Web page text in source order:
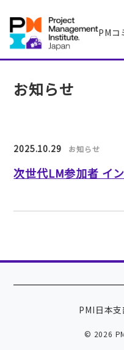
PMコ
お知らせ
2025.10.29 お知らせ
次世代LM参加者 イ
PMI日本
© 2026